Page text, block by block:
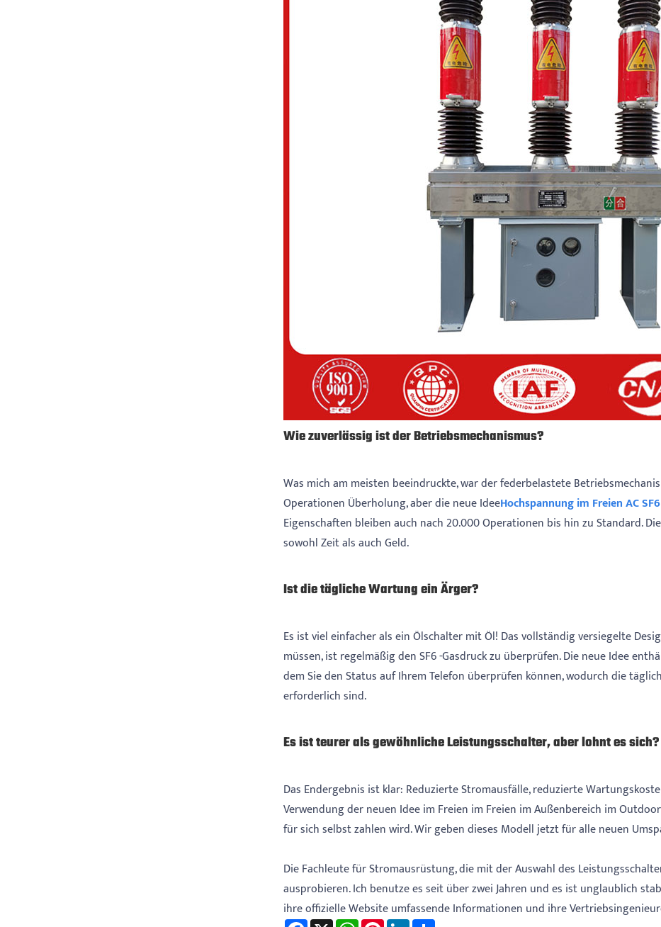
Wie zuverlässig ist der Betriebsmechanismus?
Was mich am meisten beeindruckte, war der federbelastete
Operationen Überholung, aber die neue IdeeHochspannung im Freien AC
Eigenschaften bleiben auch nach 20.000 Operationen bis hin zu Standard.
sowohl Zeit als auch Geld.
Ist die tägliche Wartung ein Ärger?
Es ist viel einfacher als ein Ölschalter mit Öl! Das vollständig versiegelte
müssen, ist regelmäßig den SF6 -Gasdruck zu überprüfen. Die neue Idee
dem Sie den Status auf Ihrem Telefon überprüfen können, wodurch die
erforderlich sind.
Es ist teurer als gewöhnliche Leistungsschalter, aber lohnt es sich?
Das Endergebnis ist klar: Reduzierte Stromausfälle, reduzierte
Verwendung der neuen Idee im Freien im Freien im Außenbereich im
für sich selbst zahlen wird. Wir geben dieses Modell jetzt für alle neuen
Die Fachleute für Stromausrüstung, die mit der Auswahl des
ausprobieren. Ich benutze es seit über zwei Jahren und es ist unglaublich
ihre offizielle Website umfassende Informationen und ihre